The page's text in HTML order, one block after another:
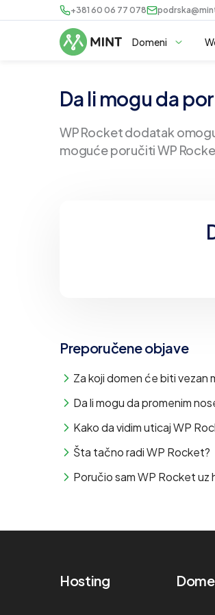
+381 60 06 77 078
Domeni
Da li mogu da
WP Rocket dodatak
moguće poručiti WP
Preporučene objave
Za koji domen će biti vezan
Da li mogu da promenim
Kako da vidim uticaj WP
Šta tačno radi WP Rocket?
Poručio sam WP Rocket
Hosting